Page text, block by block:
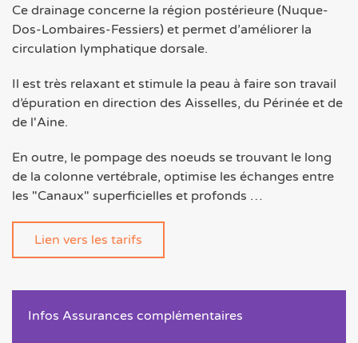
Ce drainage concerne la région postérieure (Nuque-
Dos-Lombaires-Fessiers) et permet d’améliorer la
circulation lymphatique dorsale.
Il est très relaxant et stimule la peau à faire son travail
d’épuration en direction des Aisselles, du Périnée et de
de l'Aine.
En outre, le pompage des noeuds se trouvant le long
de la colonne vertébrale, optimise les échanges entre
les "Canaux" superficielles et profonds …
Lien vers les tarifs
Infos Assurances complémentaires